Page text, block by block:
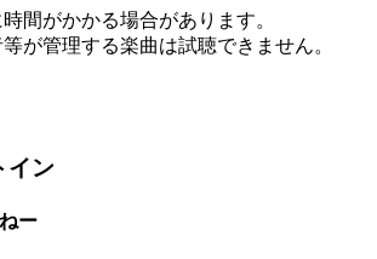
間がかかる場合があります。
が管理する楽曲は試聴できません。
イン
ー